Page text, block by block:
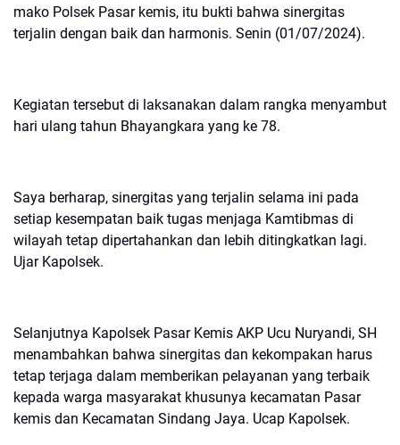
mako Polsek Pasar kemis, itu bukti bahwa sinergitas
terjalin dengan baik dan harmonis. Senin (01/07/2024).
Kegiatan tersebut di laksanakan dalam rangka menyambut
hari ulang tahun Bhayangkara yang ke 78.
Saya berharap, sinergitas yang terjalin selama ini pada
setiap kesempatan baik tugas menjaga Kamtibmas di
wilayah tetap dipertahankan dan lebih ditingkatkan lagi.
Ujar Kapolsek.
Selanjutnya Kapolsek Pasar Kemis AKP Ucu Nuryandi, SH
menambahkan bahwa sinergitas dan kekompakan harus
tetap terjaga dalam memberikan pelayanan yang terbaik
kepada warga masyarakat khusunya kecamatan Pasar
kemis dan Kecamatan Sindang Jaya. Ucap Kapolsek.